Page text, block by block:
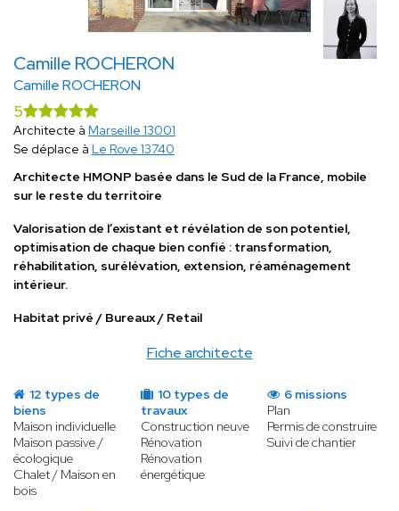
Camille ROCHERON
Camille ROCHERON
Fiche architecte
5
Architecte à Marseille 13001
Se déplace à Le Rove 13740
Architecte HMONP basée dans le Sud de la France, mobile
sur le reste du territoire
Valorisation de l’existant et révélation de son potentiel,
optimisation de chaque bien confié : transformation,
réhabilitation, surélévation, extension, réaménagement
intérieur.
Habitat privé / Bureaux / Retail
12 types de
biens
Maison individuelle
Maison passive /
écologique
Chalet / Maison en
bois
10 types de
travaux
Construction neuve
Rénovation
Rénovation
énergétique
6 missions
Plan
Permis de construire
Suivi de chantier